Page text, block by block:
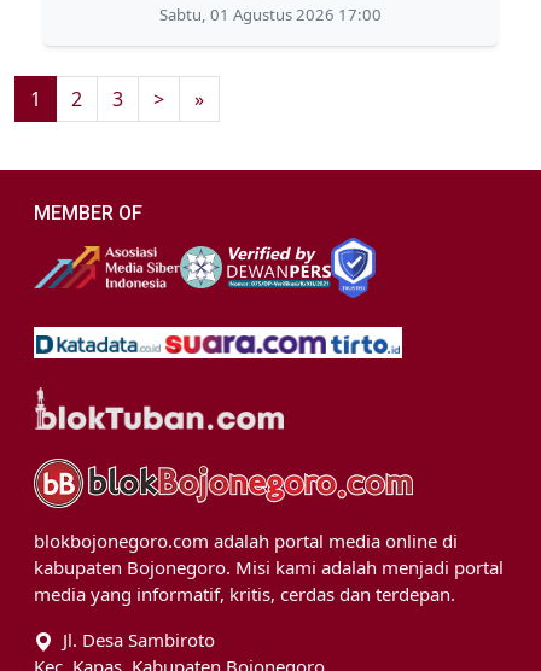
Sabtu, 01 Agustus 2026 17:00
1 2 3 > »
MEMBER OF
blokbojonegoro.com adalah portal media online di
kabupaten Bojonegoro. Misi kami adalah menjadi portal
media yang informatif, kritis, cerdas dan terdepan.
Jl. Desa Sambiroto
Kec. Kapas, Kabupaten Bojonegoro